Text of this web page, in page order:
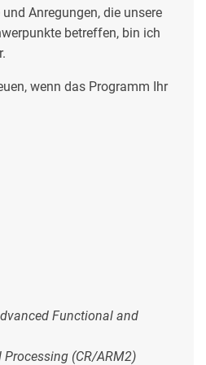
Anregungen, die unsere
betreffen, bin ich
wenn das Programm Ihr
Functional and
(CR/ARM2)